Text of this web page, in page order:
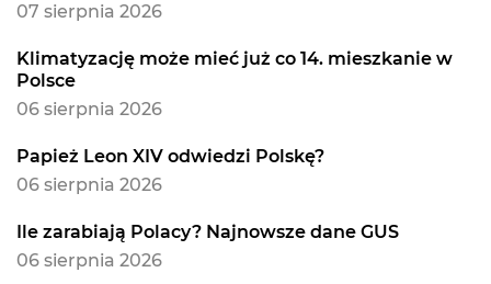
07 sierpnia 2026
Klimatyzację może mieć już co 14. mieszkanie w
Polsce
06 sierpnia 2026
Papież Leon XIV odwiedzi Polskę?
06 sierpnia 2026
Ile zarabiają Polacy? Najnowsze dane GUS
06 sierpnia 2026